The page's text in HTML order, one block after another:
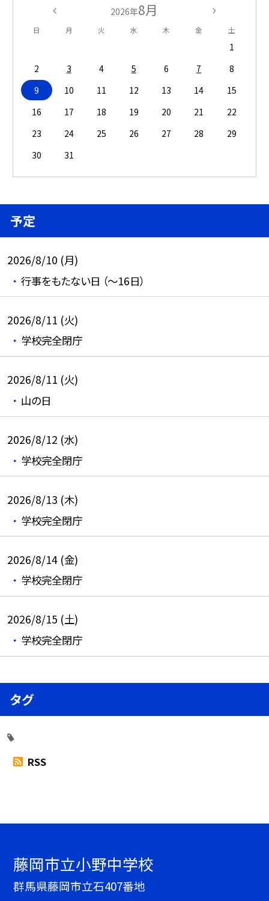
2026年8月
日 月 火 水 木 金 土
1
2
3 4 5 6 7
8
9
10 11 12 13 14
15
16
17 18 19 20 21
22
23
24 25 26 27 28
29
30
31
予定
2026/8/10 (月)
行事をもたない日 （～16日）
2026/8/11 (火)
学校完全閉庁
2026/8/11 (火)
山の日
2026/8/12 (水)
学校完全閉庁
2026/8/13 (木)
学校完全閉庁
2026/8/14 (金)
学校完全閉庁
2026/8/15 (土)
学校完全閉庁
タグ
RSS
藤岡市立小野中学校
群馬県藤岡市立石407番地